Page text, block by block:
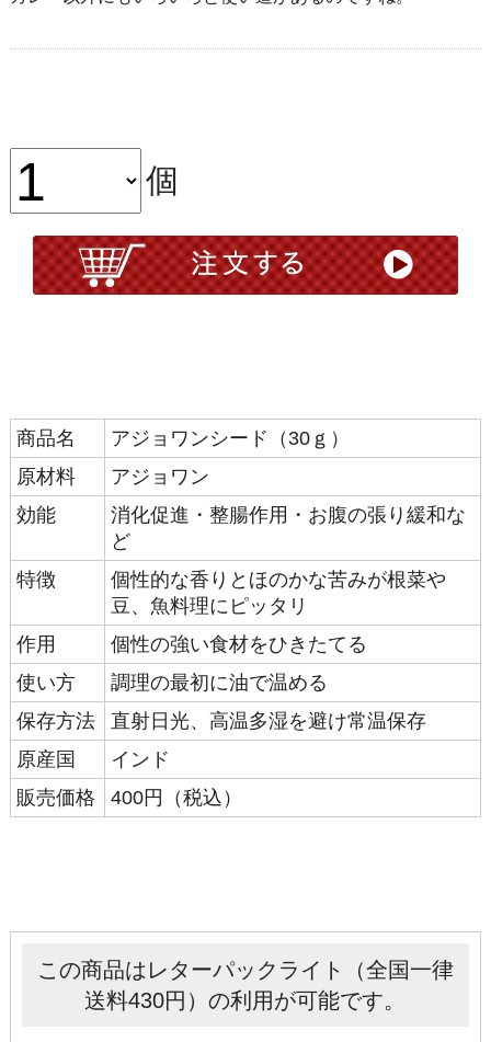
個
商品名
アジョワンシード（30ｇ）
原材料
アジョワン
効能
消化促進・整腸作用・お腹の張り緩和な
ど
特徴
個性的な香りとほのかな苦みが根菜や
豆、魚料理にピッタリ
作用
個性の強い食材をひきたてる
使い方
調理の最初に油で温める
保存方法
直射日光、高温多湿を避け常温保存
原産国
インド
販売価格
400円（税込）
この商品はレターパックライト（全国一律
送料430円）の利用が可能です。